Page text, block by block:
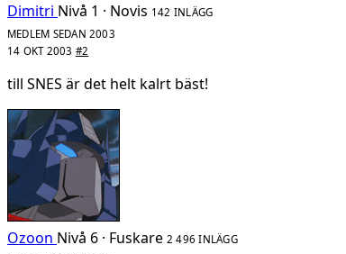
Dimitri Nivå 1 · Novis 142 INLÄGG
MEDLEM SEDAN 2003
14 OKT 2003 #2
till SNES är det helt kalrt bäst!
Ozoon Nivå 6 · Fuskare 2 496 INLÄGG